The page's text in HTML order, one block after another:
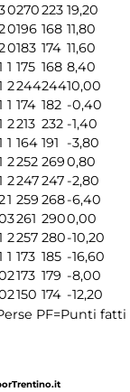
0270223 19,20
0196 168 11,80
0183 174 11,60
1 175 168 8,40
224424410,00
1 174 182 -0,40
2213 232 -1,40
1 164 191
-3,80
2252 2690,80
2247247 -2,80
1 259 268-6,40
3261 2900,00
2257 280-10,20
1 173 185 -16,60
2173 179 -8,00
2150 174 -12,20
PF=Punti fatti